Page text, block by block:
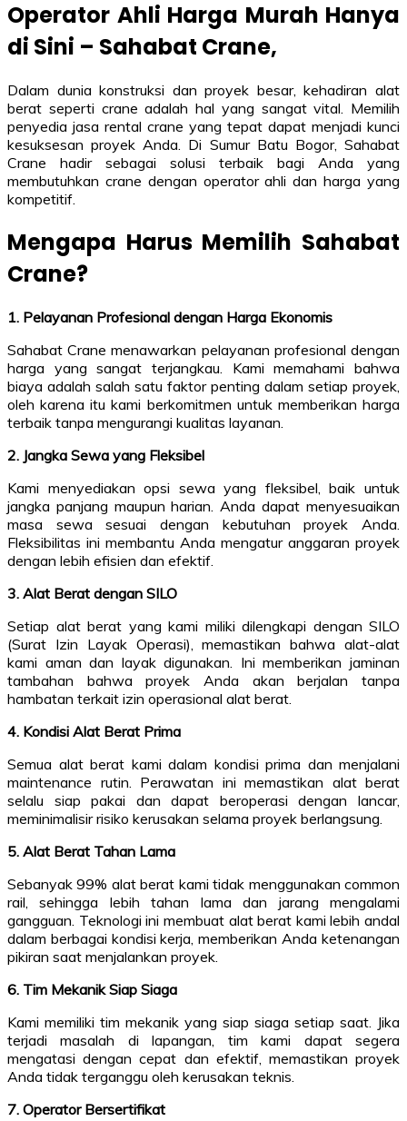
Operator Ahli Harga Murah Hanya
di Sini – Sahabat Crane,
Dalam dunia konstruksi dan proyek besar, kehadiran alat
berat seperti crane adalah hal yang sangat vital. Memilih
penyedia jasa rental crane yang tepat dapat menjadi kunci
kesuksesan proyek Anda. Di Sumur Batu Bogor, Sahabat
Crane hadir sebagai solusi terbaik bagi Anda yang
membutuhkan crane dengan operator ahli dan harga yang
kompetitif.
Mengapa Harus Memilih Sahabat
Crane?
1. Pelayanan Profesional dengan Harga Ekonomis
Sahabat Crane menawarkan pelayanan profesional dengan
harga yang sangat terjangkau. Kami memahami bahwa
biaya adalah salah satu faktor penting dalam setiap proyek,
oleh karena itu kami berkomitmen untuk memberikan harga
terbaik tanpa mengurangi kualitas layanan.
2. Jangka Sewa yang Fleksibel
Kami menyediakan opsi sewa yang fleksibel, baik untuk
jangka panjang maupun harian. Anda dapat menyesuaikan
masa sewa sesuai dengan kebutuhan proyek Anda.
Fleksibilitas ini membantu Anda mengatur anggaran proyek
dengan lebih efisien dan efektif.
3. Alat Berat dengan SILO
Setiap alat berat yang kami miliki dilengkapi dengan SILO
(Surat Izin Layak Operasi), memastikan bahwa alat-alat
kami aman dan layak digunakan. Ini memberikan jaminan
tambahan bahwa proyek Anda akan berjalan tanpa
hambatan terkait izin operasional alat berat.
4. Kondisi Alat Berat Prima
Semua alat berat kami dalam kondisi prima dan menjalani
maintenance rutin. Perawatan ini memastikan alat berat
selalu siap pakai dan dapat beroperasi dengan lancar,
meminimalisir risiko kerusakan selama proyek berlangsung.
5. Alat Berat Tahan Lama
Sebanyak 99% alat berat kami tidak menggunakan common
rail, sehingga lebih tahan lama dan jarang mengalami
gangguan. Teknologi ini membuat alat berat kami lebih andal
dalam berbagai kondisi kerja, memberikan Anda ketenangan
pikiran saat menjalankan proyek.
6. Tim Mekanik Siap Siaga
Kami memiliki tim mekanik yang siap siaga setiap saat. Jika
terjadi masalah di lapangan, tim kami dapat segera
mengatasi dengan cepat dan efektif, memastikan proyek
Anda tidak terganggu oleh kerusakan teknis.
7. Operator Bersertifikat